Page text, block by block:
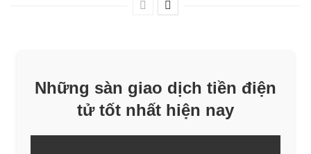
Những sàn giao dịch tiền điện
tử tốt nhất hiện nay